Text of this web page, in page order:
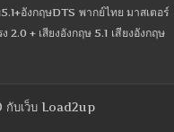
อังกฤษDTS พากย์ไทย มาสเตอร์
2.0 + เสียงอังกฤษ 5.1 เสียงอังกฤษ
กับเว็บ Load2up